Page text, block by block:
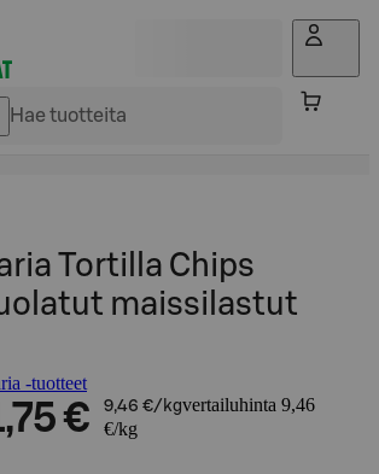
Tortilla Chips
maissilastut
-tuotteet
€ 9,46 €/kgvertailuhinta 9,46
€/kg